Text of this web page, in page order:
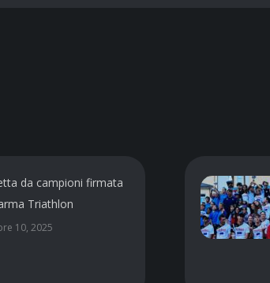
da campioni firmata
Triathlon
10, 2025